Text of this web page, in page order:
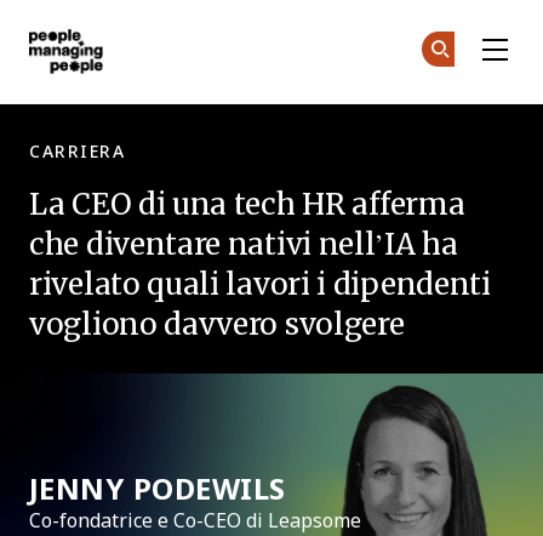
CARRIERA
La CEO di una tech HR afferma
che diventare nativi nell’IA ha
rivelato quali lavori i dipendenti
vogliono davvero svolgere
JENNY PODEWILS
Co-fondatrice e Co-CEO di Leapsome